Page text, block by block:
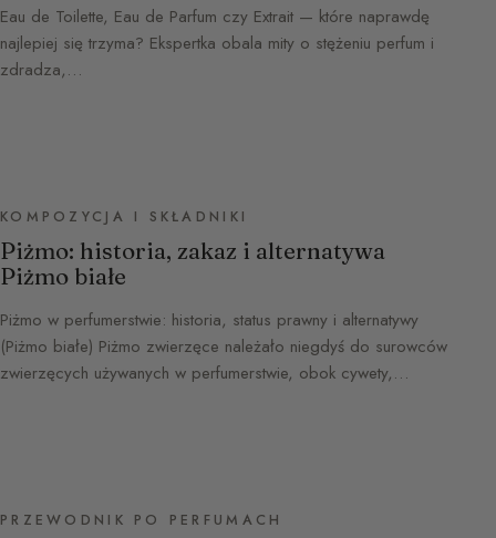
Eau de Toilette, Eau de Parfum czy Extrait — które naprawdę
najlepiej się trzyma? Ekspertka obala mity o stężeniu perfum i
zdradza,…
KOMPOZYCJA I SKŁADNIKI
Piżmo: historia, zakaz i alternatywa
Piżmo białe
Piżmo w perfumerstwie: historia, status prawny i alternatywy
(Piżmo białe) Piżmo zwierzęce należało niegdyś do surowców
zwierzęcych używanych w perfumerstwie, obok cywety,…
PRZEWODNIK PO PERFUMACH